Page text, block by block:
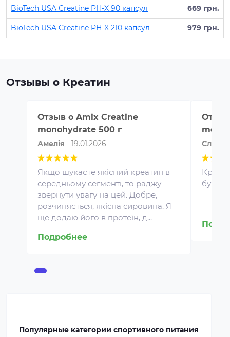
BioTech USA Creatine PH-X 90 капсул 669 грн.
BioTech USA Creatine PH-X 210 капсул 979 грн.
Отзывы о Креатин
Отзыв о Amix Creatine
monohydrate 500 г
Амелія - 19.01.2026
Якщо шукаєте якісний креатин в
середньому сегменті, то раджу
звернути увагу на цей. Добре,
розчиняється, якісна сировина. Я
ще додаю його в протеїн, д...
Подробнее
Славік
була
Популярные категории спортивного питания
Протеин для спортивного
питания представляет собой
концентрат белка в виде
порошка. Это безопасная
пищевая добавка, которая
потребности человека в белке,
спортсменов и бодибилдеров.